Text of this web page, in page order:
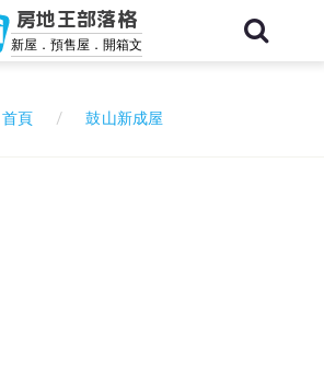
房地王部落格
新屋．預售屋．開箱文
首頁 鼓山新成屋